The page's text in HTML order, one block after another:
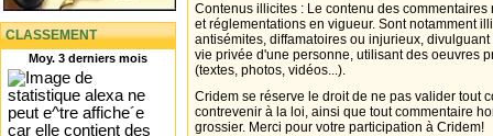
CLASSEMENT
Moy. 3 derniers mois
Contenus illicites : Le contenu des
et réglementations en vigueur. Sont notamment
antisémites, diffamatoires ou injurieux,
vie privée d'une personne, utilisant des oeuvres
(textes, photos, vidéos...).
Cridem se réserve le droit de ne pas valider tout
contrevenir à la loi, ainsi que tout commentaire
grossier. Merci pour votre participation à Cridem!